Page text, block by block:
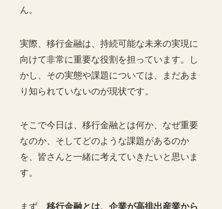
ん。
実際、移行金融は、持続可能な未来の実現に
向けて非常に重要な役割を担っています。し
かし、その実態や課題については、まだあま
り知られていないのが現状です。
そこで今日は、移行金融とは何か、なぜ重要
なのか、そしてどのような課題があるのか
を、皆さんと一緒に考えていきたいと思いま
す。
まず、移行金融とは、企業が高排出産業から